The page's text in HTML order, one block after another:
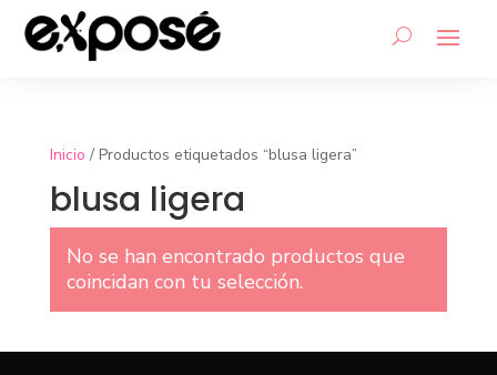
Inicio / Productos etiquetados “blusa ligera”
blusa ligera
No se han encontrado productos que
coincidan con tu selección.